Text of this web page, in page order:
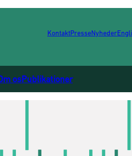
KontaktPresseNyheder
osPublikationer